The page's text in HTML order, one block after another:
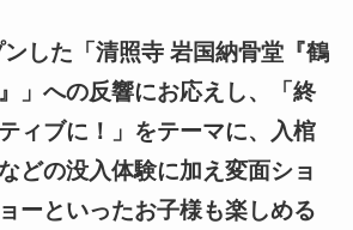
した「清照寺 岩国納骨堂『鶴
」への反響にお応えし、「終
ィブに！」をテーマに、入棺
どの没入体験に加え変面ショ
ーといったお子様も楽しめる